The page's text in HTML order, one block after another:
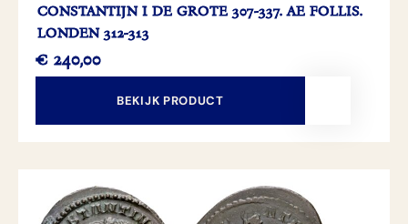
CONSTANTIJN I DE GROTE 307-337. AE FOLLIS.
LONDEN 312-313
€ 240,00
BEKIJK PRODUCT